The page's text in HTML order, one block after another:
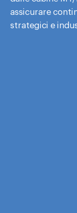
assicurare
strategici e